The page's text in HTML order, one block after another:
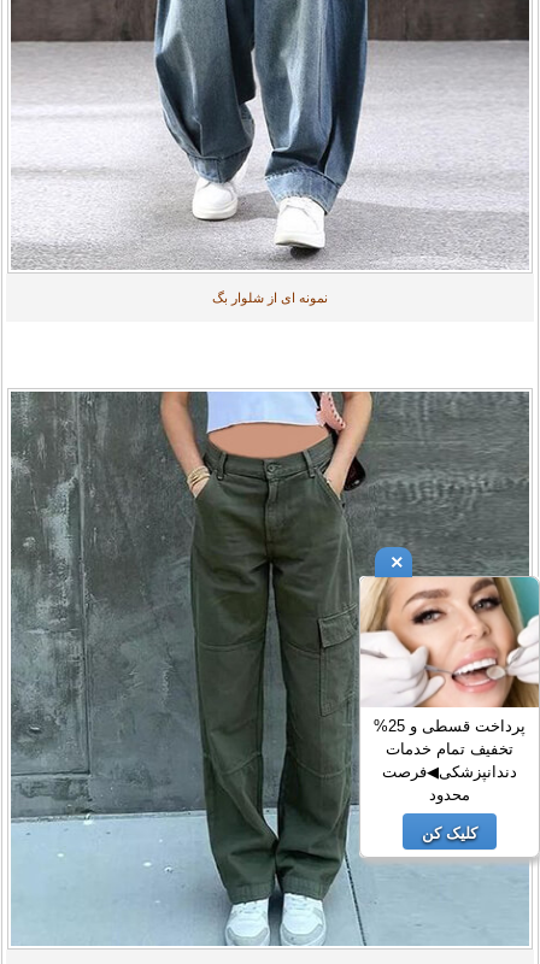
نمونه ای از شلوار بگ
×
پرداخت قسطی و 25%
تخفیف تمام خدمات
دندانپزشکی◀فرصت
محدود
کلیک کن